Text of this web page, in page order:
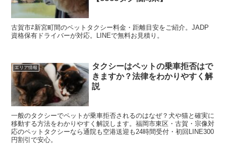
古賀市⇄新宮町間のペットタクシー料金・距離目安をご紹介。JADP
資格保有ドライバーが対応。LINEで無料お見積り。
エリア情報
タクシーはペットの乗車拒否はで
きますか？法律をわかりやすく解
説
一般のタクシーでペットが乗車拒否されるのはなぜ？犬や猫と確実に
移動する方法をわかりやすく解説します。福岡市東区・古賀・宗像対
応のペットタクシーなら通院も空港送迎も24時間受付・初回LINE300
円割引で安心。